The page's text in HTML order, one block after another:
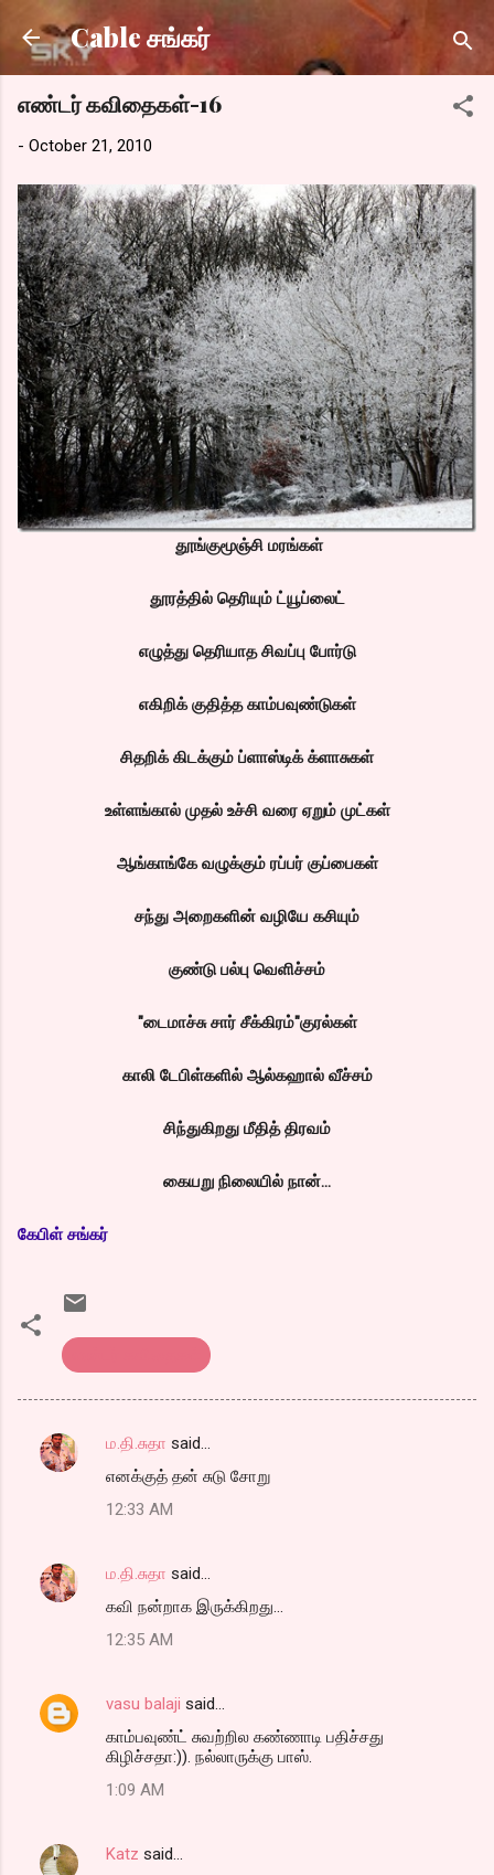
Skip to main content
Cable சங்கர்
எண்டர் கவிதைகள்-16
- October 21, 2010
தூங்குமூஞ்சி மரங்கள்
தூரத்தில் தெரியும் ட்யூப்லைட்
எழுத்து தெரியாத சிவப்பு போர்டு
எகிறிக் குதித்த காம்பவுண்டுகள்
சிதறிக் கிடக்கும் ப்ளாஸ்டிக் க்ளாசுகள்
உள்ளங்கால் முதல் உச்சி வரை ஏறும் முட்கள்
ஆங்காங்கே வழுக்கும் ரப்பர் குப்பைகள்
சந்து அறைகளின் வழியே கசியும்
குண்டு பல்பு வெளிச்சம்
"டைமாச்சு சார் சீக்கிரம்"குரல்கள்
காலி டேபிள்களில் ஆல்கஹால் வீச்சம்
சிந்துகிறது மீதித் திரவம்
கையறு நிலையில் நான்...
கேபிள் சங்கர்
C
e
ம.தி.சுதா said…
எனக்குத் தன் சுடு சோறு
12:33 AM
ம.தி.சுதா said…
கவி நன்றாக இருக்கிறது...
12:35 AM
vasu balaji said…
காம்பவுண்ட் சுவற்றில கண்ணாடி பதிச்சது
கிழிச்சதா:)). நல்லாருக்கு பாஸ்.
1:09 AM
Katz said…